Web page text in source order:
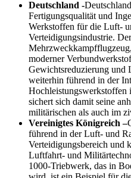
Deutschland -
Fertigungsqualität und
Werkstoffen für die Luft-
Verteidigungsindustrie.
moderner
Gewichtsreduzierung und
weiterhin führend in der
sichert sich damit seine
militärischen als auch im
Vereinigtes Königreich –
führend in der Luft- und
Verteidigungsbereich und
Luftfahrt- und
1000-Triebwerk, das in